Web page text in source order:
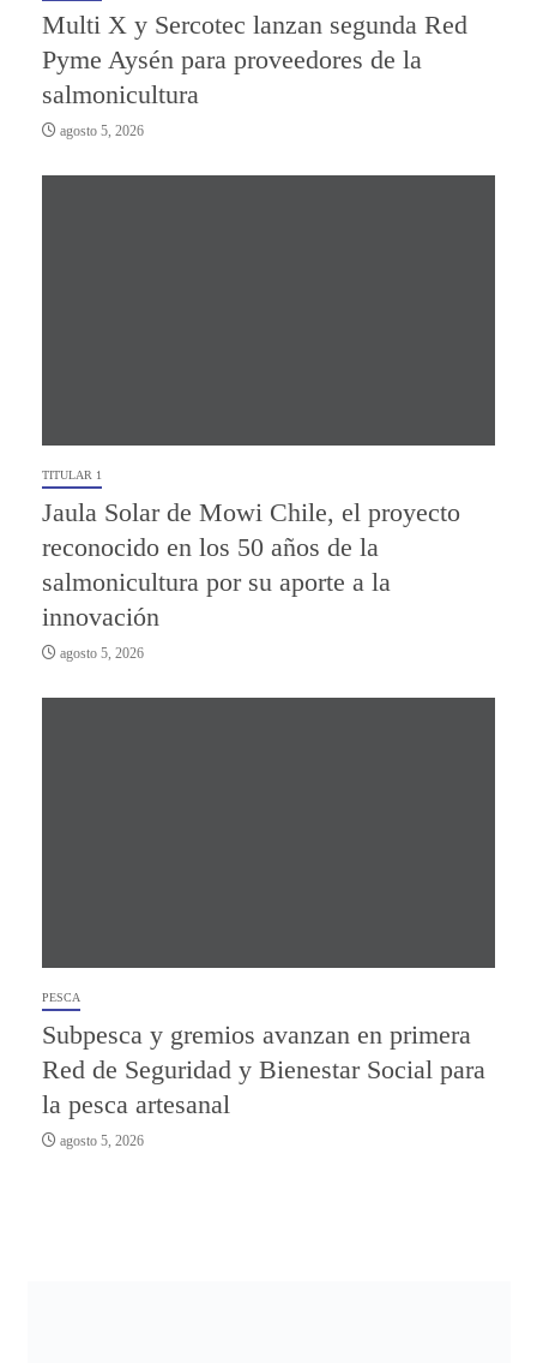
Multi X y Sercotec lanzan segunda Red
Pyme Aysén para proveedores de la
salmonicultura
agosto 5, 2026
TITULAR 1
Jaula Solar de Mowi Chile, el proyecto
reconocido en los 50 años de la
salmonicultura por su aporte a la
innovación
agosto 5, 2026
PESCA
Subpesca y gremios avanzan en primera
Red de Seguridad y Bienestar Social para
la pesca artesanal
agosto 5, 2026